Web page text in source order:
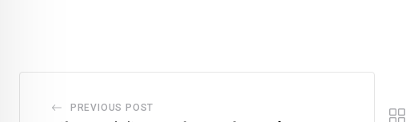
PREVIOUS POST